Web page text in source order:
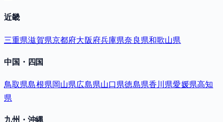
近畿
三重県滋賀県京都府大阪府兵庫県奈良県和歌山県
中国・四国
鳥取県島根県岡山県広島県山口県徳島県香川県愛媛県高知
県
九州・沖縄